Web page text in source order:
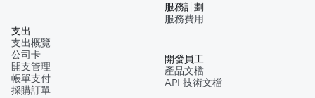
支出
支出概覽
公司卡
開支管理
帳單支付
採購訂單
服務計劃
服務費用
開發員工
產品文檔
API 技術文檔